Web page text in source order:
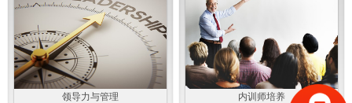
领导力与管理 内训师培养